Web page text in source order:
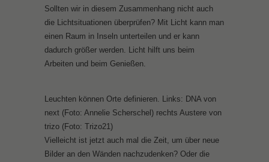
Sollten wir in diesem Zusammenhang nicht auch
die Lichtsituationen überprüfen? Mit Licht kann man
einen Raum in Inseln unterteilen und er kann
dadurch größer werden. Licht hilft uns beim
Arbeiten und beim Genießen.
Leuchten können Orte definieren. Links: DNA von
next (Foto: Annelie Scherschel) rechts Austere von
trizo (Foto: Trizo21)
Vielleicht ist jetzt auch mal die Zeit, um über neue
Bilder an den Wänden nachzudenken? Oder die